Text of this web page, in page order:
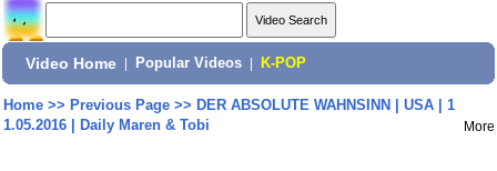
Video Home Popular Videos K-POP
Home>> Previous Page>> DER ABSOLUTE WAHNSINN | USA | 1
1.05.2016 | Daily Maren & Tobi
More